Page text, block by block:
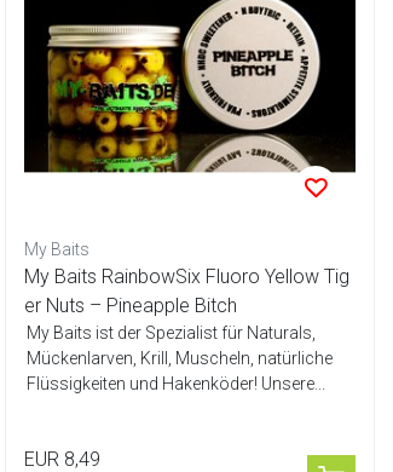
My Baits
My Baits RainbowSix Fluoro Yellow Tig
er Nuts – Pineapple Bitch
My Baits ist der Spezialist für Naturals,
Mückenlarven, Krill, Muscheln, natürliche
Flüssigkeiten und Hakenköder! Unsere...
EUR 8,49